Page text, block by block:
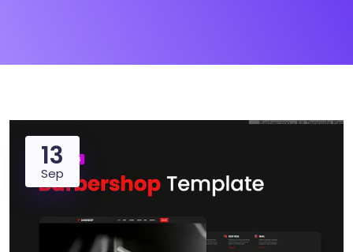
13
Sep